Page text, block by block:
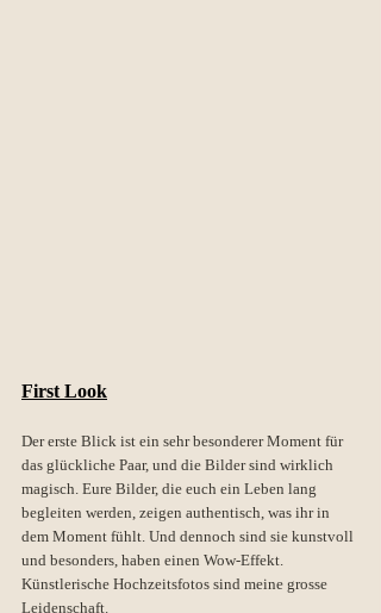
First Look
Der erste Blick ist ein sehr besonderer Moment für
das glückliche Paar, und die Bilder sind wirklich
magisch. Eure Bilder, die euch ein Leben lang
begleiten werden, zeigen authentisch, was ihr in
dem Moment fühlt. Und dennoch sind sie kunstvoll
und besonders, haben einen Wow-Effekt.
Künstlerische Hochzeitsfotos sind meine grosse
Leidenschaft.